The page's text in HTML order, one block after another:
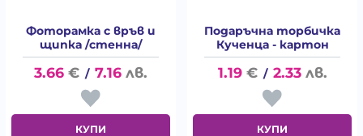
Фоторамка с връв и
щипка /стенна/
3.66 € / 7.16 лв.
КУПИ
Подаръчна торбичка
Кученца - картон
1.19 € / 2.33 лв.
КУПИ